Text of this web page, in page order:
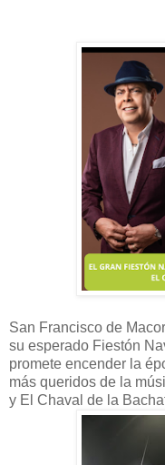
San Francisco de
su esperado Fiestón
promete encender la
más queridos de la
y El Chaval de la